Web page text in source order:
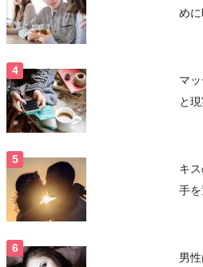
めに
マ
と現
キ
手を
男